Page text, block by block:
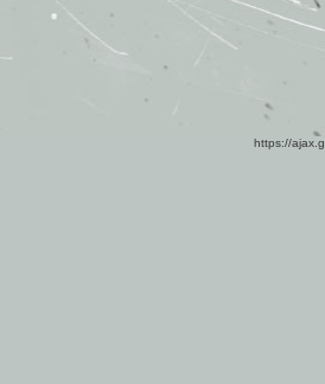
https://